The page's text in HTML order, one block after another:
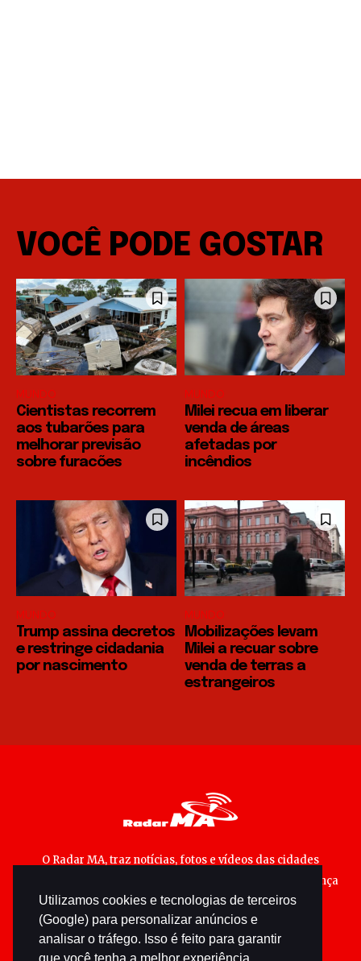
Utilizamos cookies e tecnologias de terceiros
(Google) para personalizar anúncios e
analisar o tráfego. Isso é feito para garantir
VOCÊ PODE GOSTAR
MUNDO
Cientistas recorrem
aos tubarões para
melhorar previsão
sobre furacões
MUNDO
Milei recua em liberar
venda de áreas
afetadas por
incêndios
MUNDO
Trump assina decretos
e restringe cidadania
por nascimento
MUNDO
Mobilizações levam
Milei a recuar sobre
venda de terras a
estrangeiros
O Radar MA, traz notícias, fotos e vídeos das cidades
maranhenses; matérias especiais sobre política, segurança
pública e cultura popular.